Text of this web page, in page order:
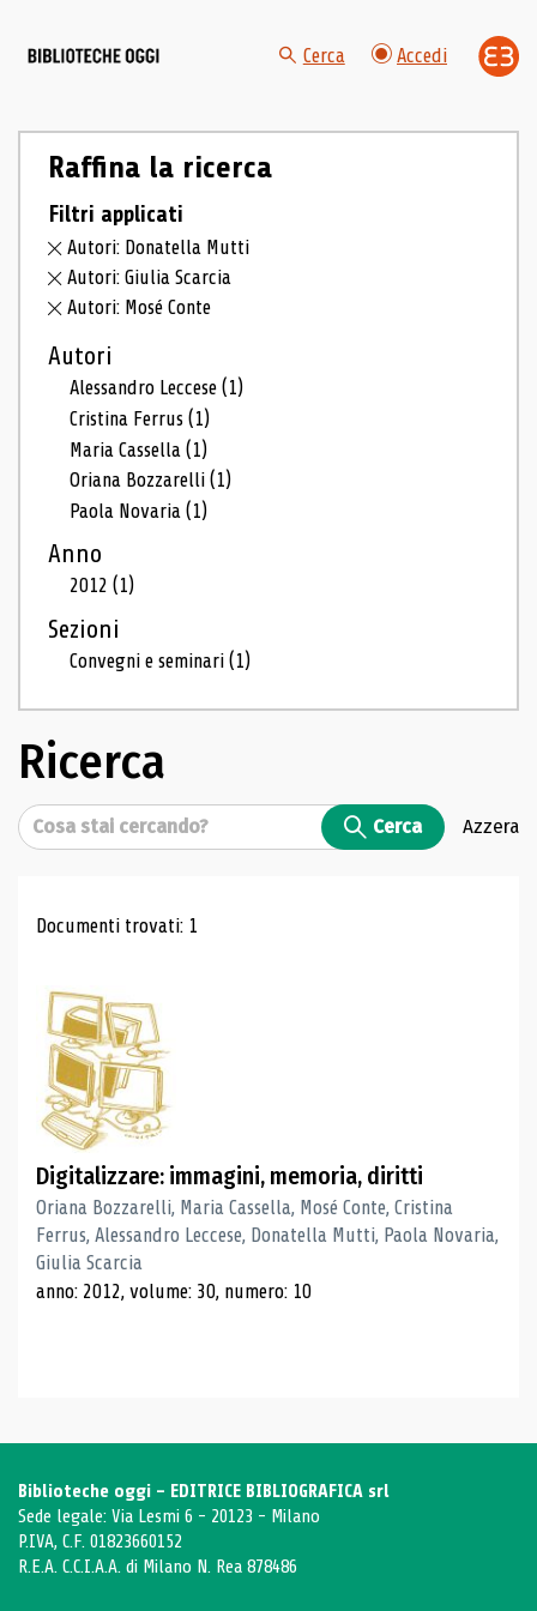
Cerca Accedi
Raffina la ricerca
Filtri applicati
Autori: Donatella Mutti
Autori: Giulia Scarcia
Autori: Mosé Conte
Autori
Alessandro Leccese(1)
Cristina Ferrus(1)
Maria Cassella(1)
Oriana Bozzarelli(1)
Paola Novaria(1)
Anno
2012(1)
Sezioni
Convegni e seminari(1)
Ricerca
Cerca Cerca Azzera
Risultati di ricerca
Documenti trovati: 1
Digitalizzare: immagini, memoria, diritti
Oriana Bozzarelli, Maria Cassella, Mosé Conte, Cristina
Ferrus, Alessandro Leccese, Donatella Mutti, Paola Novaria,
Giulia Scarcia
anno: 2012, volume: 30, numero: 10
Biblioteche oggi - EDITRICE BIBLIOGRAFICA srl
Sede legale: Via Lesmi 6 - 20123 - Milano
P.IVA, C.F. 01823660152
R.E.A. C.C.I.A.A. di Milano N. Rea 878486